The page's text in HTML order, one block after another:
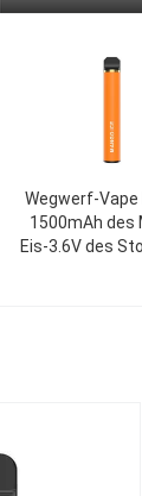
Wegwerf-Vape
1500mAh des
Eis-3.6V des